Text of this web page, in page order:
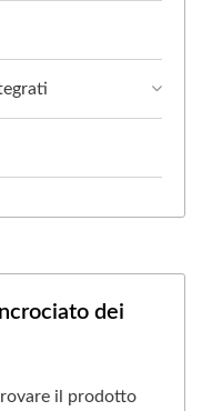
dei
il prodotto